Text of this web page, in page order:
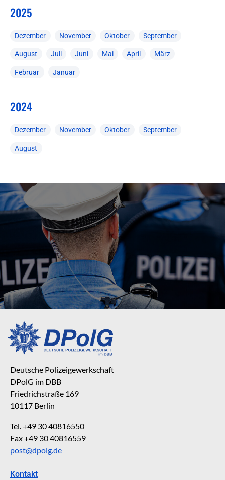
2025
Dezember November Oktober September
August Juli Juni Mai April März
Februar Januar
2024
Dezember November Oktober September
August
Deutsche Polizeigewerkschaft
DPolG im DBB
Friedrichstraße 169
10117 Berlin
Tel. +49 30 40816550
Fax +49 30 40816559
post@dpolg.de
Kontakt